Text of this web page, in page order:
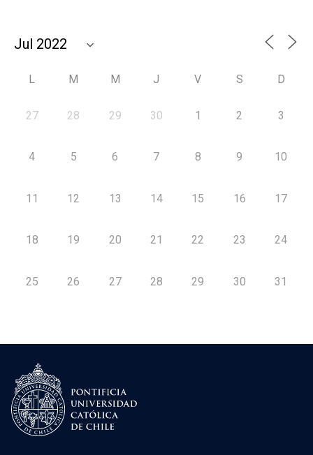
L M M J V S D
27 28 29 30 1 2 3
4 5 6 7 8 9 10
11 12 13 14 15 16 17
18 19 20 21 22 23 24
25 26 27 28 29 30 31